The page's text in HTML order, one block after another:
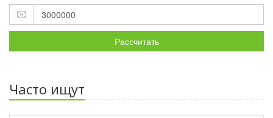
Рассчитать
Часто ищут